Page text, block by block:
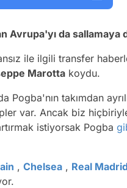
Avrupa'yı da sallamaya
ile ilgili transfer
Marotta koydu.
takımdan
var. Ancak biz
istiyorsak Pogba
, Chelsea , Real Madrid